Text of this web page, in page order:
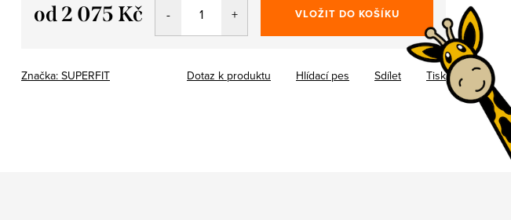
od2 075 Kč VLOŽIT DO KOŠÍKU
Značka: SUPERFIT Tisk
Dotaz k produktu Hlídací pes Sdílet